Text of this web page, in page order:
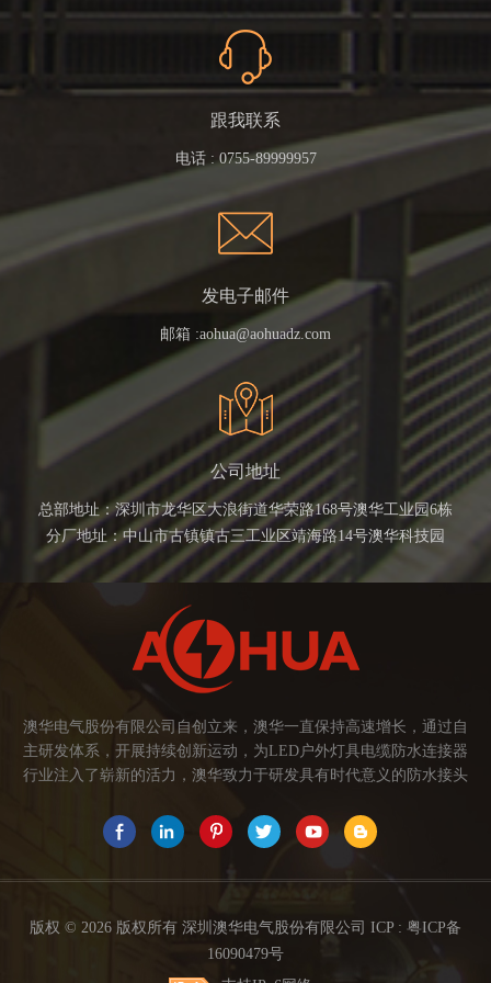
跟我联系
电话 : 0755-89999957
发电子邮件
邮箱 :aohua@aohuadz.com
公司地址
总部地址：深圳市龙华区大浪街道华荣路168号澳华工业园6栋
分厂地址：中山市古镇镇古三工业区靖海路14号澳华科技园
澳华电气股份有限公司自创立来，澳华一直保持高速增长，通过自
主研发体系，开展持续创新运动，为LED户外灯具电缆防水连接器
行业注入了崭新的活力，澳华致力于研发具有时代意义的防水接头
物生长灯、高铁动车、养殖畜牧、水族设备、发热瓷砖、船舶、油
烟机、环保机械、医疗保健设备、捕鱼集鱼灯、汽车大灯、太阳能
的愿景： 我们注重产品品质，以人为本，坚持创新，以市场为导向
开发具有品质的线缆连接器产品，为客户提供多方面的连接解决方
版权 © 2026 版权所有 深圳澳华电气股份有限公司 ICP : 粤ICP备
16090479号